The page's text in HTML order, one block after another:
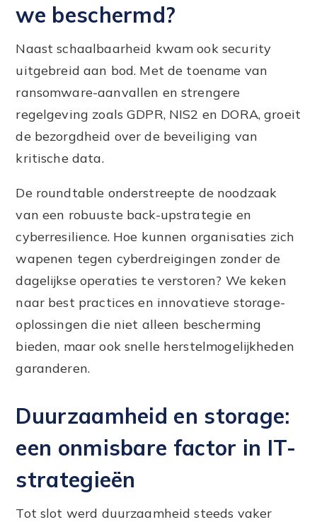
we beschermd?
Naast schaalbaarheid kwam ook security
uitgebreid aan bod. Met de toename van
ransomware-aanvallen en strengere
regelgeving zoals GDPR, NIS2 en DORA, groeit
de bezorgdheid over de beveiliging van
kritische data.
De roundtable onderstreepte de noodzaak
van een robuuste back-upstrategie en
cyberresilience. Hoe kunnen organisaties zich
wapenen tegen cyberdreigingen zonder de
dagelijkse operaties te verstoren? We keken
naar best practices en innovatieve storage-
oplossingen die niet alleen bescherming
bieden, maar ook snelle herstelmogelijkheden
garanderen.
Duurzaamheid en storage:
een onmisbare factor in IT-
strategieën
Tot slot werd duurzaamheid steeds vaker